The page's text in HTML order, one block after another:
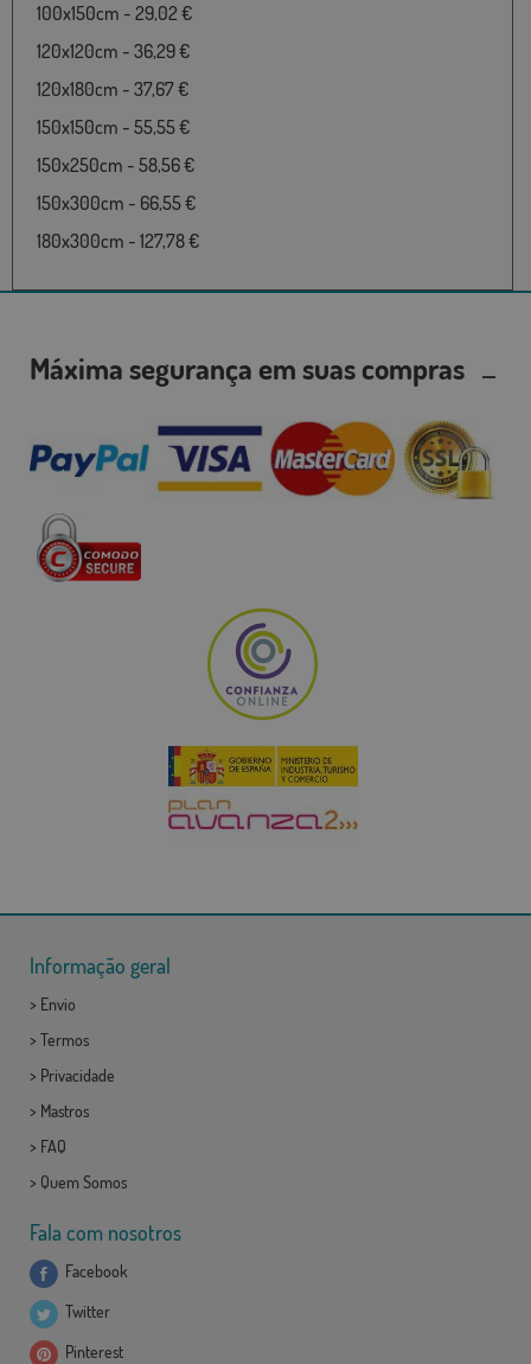
100x150cm - 29,02 €
120x120cm - 36,29 €
120x180cm - 37,67 €
150x150cm - 55,55 €
150x250cm - 58,56 €
150x300cm - 66,55 €
180x300cm - 127,78 €
Máxima segurança em suas compras
Informação geral
> Envio
> Termos
> Privacidade
> Mastros
> FAQ
> Quem Somos
Fala com nosotros
Facebook
Twitter
Pinterest